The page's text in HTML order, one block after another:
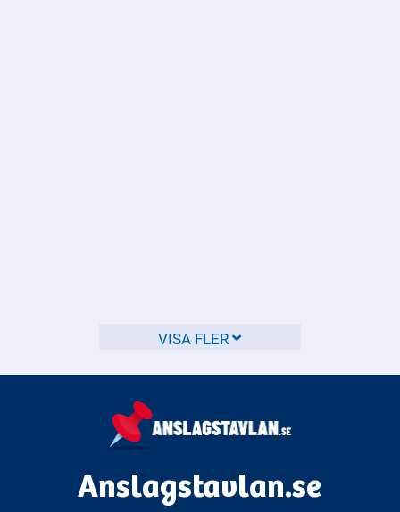
Sveriges energimix är en blandning av olika energikällor,
VISA FLER
Anslagstavlan.se